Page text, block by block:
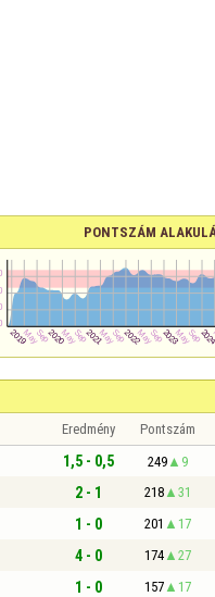
PONTSZÁM
Eredmény Pontszám
1,5 - 0,5 249 9
2 - 1 218 31
1 - 0 201 17
4 - 0 174 27
1 - 0 157 17